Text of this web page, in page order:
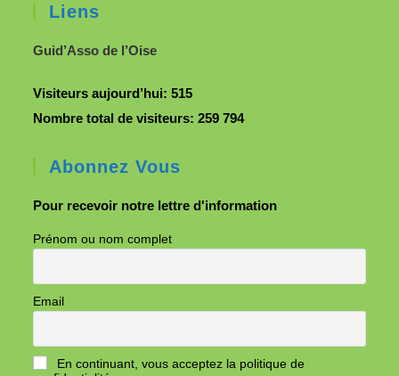
Liens
Guid’Asso de l’Oise
Visiteurs aujourd’hui:515
Nombre total de visiteurs:259 794
Abonnez Vous
Pour recevoir notre lettre d'information
Prénom ou nom complet
Email
En continuant, vous acceptez la politique de